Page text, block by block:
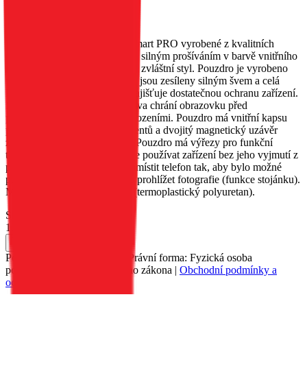
Elegantní, klasické pouzdro Smart PRO vyrobené z kvalitních
materiálů. Okraje jsou zesíleny silným prošíváním v barvě vnitřního
materiálu, což pouzdru dodává zvláštní styl. Pouzdro je vyrobeno
velmi pevně a pečlivě – okraje jsou zesíleny silným švem a celá
konstrukce je zpevněna, což zajišťuje dostatečnou ochranu zařízení.
Měkká vnitřní povrchová úprava chrání obrazovku před
poškrábáním a drobnými poškozeními. Pouzdro má vnitřní kapsu
pro uložení důležitých dokumentů a dvojitý magnetický uzávěr
zaručuje pohodlné používání. Pouzdro má výřezy pro funkční
tlačítka telefonu, což umožňuje používat zařízení bez jeho vyjmutí z
pouzdra. Pouzdro umožňuje umístit telefon tak, aby bylo možné
pohodlně sledovat videa nebo prohlížet fotografie (funkce stojánku).
Materiál: přírodní kůže, TPU (termoplastický polyuretan).
Skladem 131 ks u dodavatele
139 Kč
Petr Matyáš, IČ: 00705331, Právní forma: Fyzická osoba
podnikající dle živnostenského zákona | Obchodní podmínky a
ochrana osobních údajů